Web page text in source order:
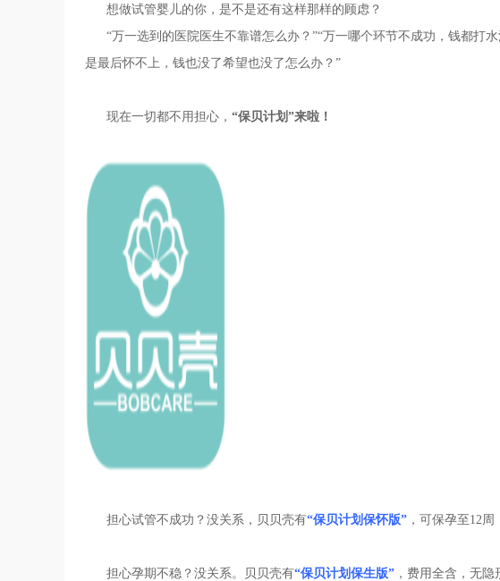
想做试管婴儿的你，是不是还有这样那样的顾虑？
“万一选到的医院医生不靠谱怎么办？”“万一哪个环节不成功，钱都打
是最后怀不上，钱也没了希望也没了怎么办？”
现在一切都不用担心， “保贝计划”来啦！
担心试管不成功？没关系，贝贝壳有“保贝计划保怀版” ，可保孕至12
担心孕期不稳？没关系。贝贝壳有“保贝计划保生版” ，费用全含，无